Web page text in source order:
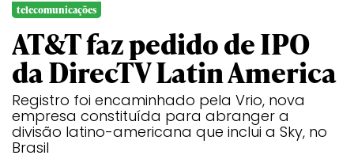
telecomunicações
AT&T faz pedido de IPO
da DirecTV Latin America
Registro foi encaminhado pela Vrio, nova
empresa constituída para abranger a
divisão latino-americana que inclui a Sky, no
Brasil